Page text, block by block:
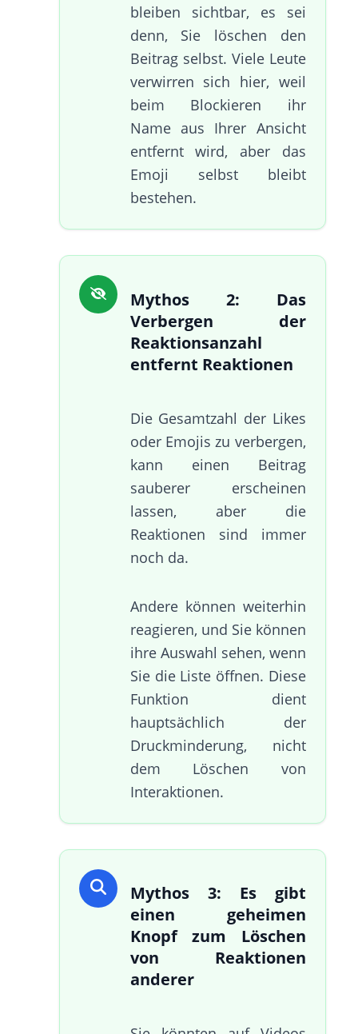
bleiben sichtbar, es sei
denn, Sie löschen den
Beitrag selbst. Viele Leute
verwirren sich hier, weil
beim Blockieren ihr
Name aus Ihrer Ansicht
entfernt wird, aber das
Emoji selbst bleibt
bestehen.
Mythos 2: Das
Verbergen der
Reaktionsanzahl
entfernt Reaktionen
Die Gesamtzahl der Likes
oder Emojis zu verbergen,
kann einen Beitrag
sauberer erscheinen
lassen, aber die
Reaktionen sind immer
noch da.
Andere können weiterhin
reagieren, und Sie können
ihre Auswahl sehen, wenn
Sie die Liste öffnen. Diese
Funktion dient
hauptsächlich der
Druckminderung, nicht
dem Löschen von
Interaktionen.
Mythos 3: Es gibt
einen geheimen
Knopf zum Löschen
von Reaktionen
anderer